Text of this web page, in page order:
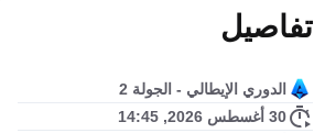
تفاصيل
الدوري الإيطالي - الجولة 2
30 أغسطس 2026, 14:45